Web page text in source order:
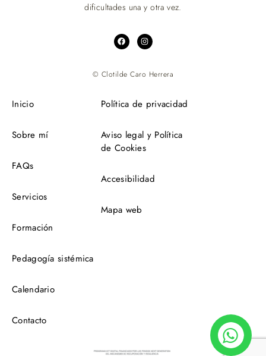
dificultades una y otra vez.
© Clotilde Caro Herrera
Inicio
Sobre mí
FAQs
Servicios
Formación
Pedagogía sistémica
Calendario
Contacto
Política de privacidad
Aviso legal y Política
de Cookies
Accesibilidad
Mapa web